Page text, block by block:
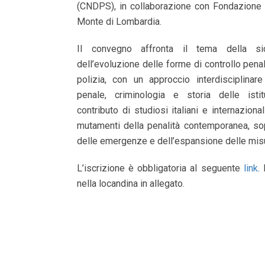
(CNDPS), in collaborazione con
Monte di Lombardia.
Il convegno affronta il tema della
dell’evoluzione delle forme di controllo
polizia, con un approccio
penale, criminologia e storia delle
contributo di studiosi italiani e
mutamenti della penalità contemporanea,
delle emergenze e dell’espansione delle
L’iscrizione è obbligatoria al seguente link.
nella locandina in allegato.